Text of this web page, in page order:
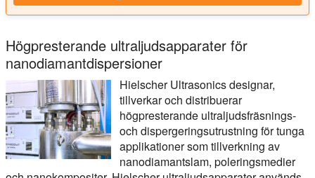
Högpresterande ultraljudsapparater för
nanodiamantdispersioner
Hielscher Ultrasonics designar,
tillverkar och distribuerar
högpresterande ultraljudsfräsnings-
och dispergeringsutrustning för tunga
applikationer som tillverkning av
nanodiamantslam, poleringsmedier